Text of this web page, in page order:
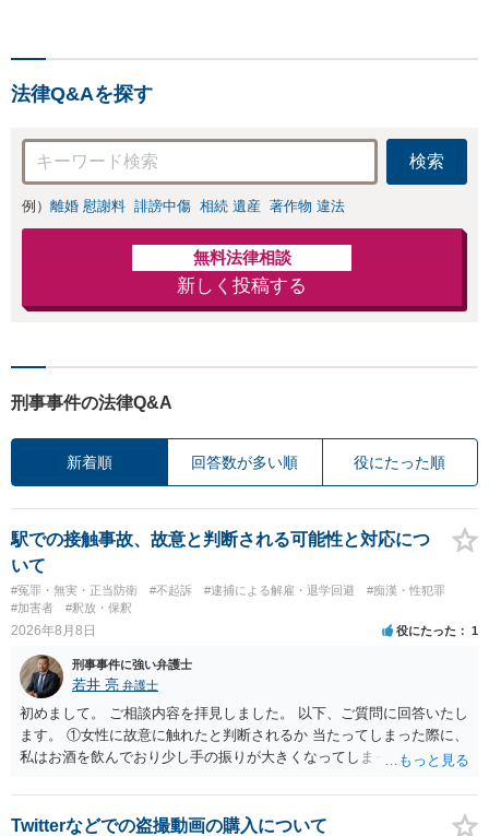
【地域密着】
法律Q&Aを探す
検索
例） 離婚 慰謝料 誹謗中傷 相続 遺産 著作物 違法
無料法律相談
新しく投稿する
刑事事件の法律Q&A
新着順 回答数が多い順 役にたった順
駅での接触事故、故意と判断される可能性と対応につ
いて
#冤罪・無実・正当防衛 #不起訴 #逮捕による解雇・退学回避
#痴漢・性犯罪
#加害者
#釈放・保釈
2026年8月8日 役にたった 1
刑事事件に強い弁護士
若井 亮 弁護士
初めまして。 ご相談内容を拝見しました。 以下、ご質問に回答いたし
ます。 ①女性に故意に触れたと判断されるか 当たってしまった際に、
私はお酒を飲んでおり少し手の振りが大きくなってしまっていたこと
いた場合、故意だと判定されやすいのでしょうか？ お伺いする限り、
故意があると判断されることは無いかと思います。 ②逮捕、呼び出し
Twitterなどでの盗撮動画の購入について